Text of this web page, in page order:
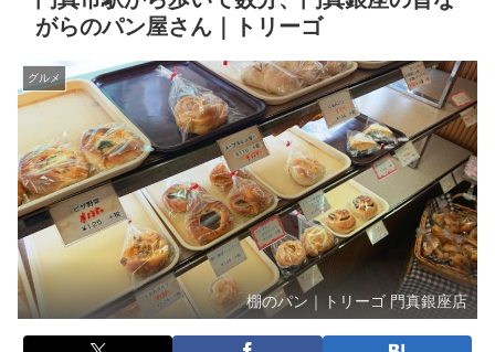
がらのパン屋さん｜トリーゴ
グルメ
棚のパン｜トリーゴ 門真銀座店